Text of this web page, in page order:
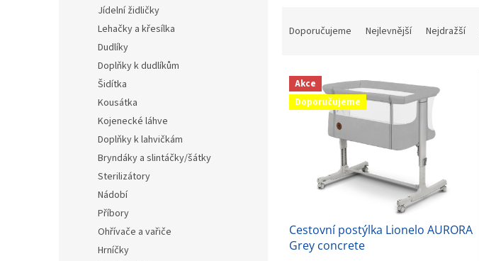
Jídelní židličky
Lehačky a křesílka
Dudlíky
Doplňky k dudlíkům
Šidítka
Kousátka
Kojenecké láhve
Doplňky k lahvičkám
Bryndáky a slintáčky/šátky
Sterilizátory
Nádobí
Příbory
Ohřívače a vařiče
Hrníčky
n
p
Doporučujeme Nejlevnější Nejdražší
V
p
Akce
Doporučujeme
Cestovní postýlka Lionelo AURORA
Grey concrete